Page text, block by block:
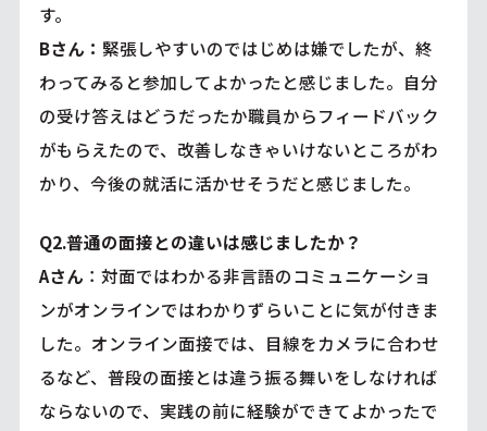
す。
Bさん： 緊張しやすいのではじめは嫌でしたが、終
わってみると参加してよかったと感じました。自分
の受け答えはどうだったか職員からフィードバック
がもらえたので、改善しなきゃいけないところがわ
かり、今後の就活に活かせそうだと感じました。
Q2.普通の面接との違いは感じましたか？
Aさん ：対面ではわかる非言語のコミュニケーショ
ンがオンラインではわかりずらいことに気が付きま
した。オンライン面接では、目線をカメラに合わせ
るなど、普段の面接とは違う振る舞いをしなければ
ならないので、実践の前に経験ができてよかったで